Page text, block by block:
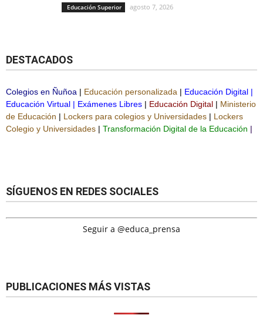
Educación Superior agosto 7, 2026
DESTACADOS
Colegios en Ñuñoa | Educación personalizada | Educación Digital |
Educación Virtual | Exámenes Libres | Educación Digital | Ministerio
de Educación | Lockers para colegios y Universidades | Lockers
Colegio y Universidades | Transformación Digital de la Educación |
SÍGUENOS EN REDES SOCIALES
Seguir a @educa_prensa
PUBLICACIONES MÁS VISTAS